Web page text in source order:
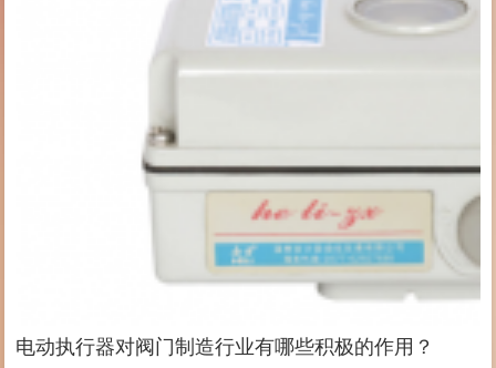
电动执行器对阀门制造行业有哪些积极的作用？